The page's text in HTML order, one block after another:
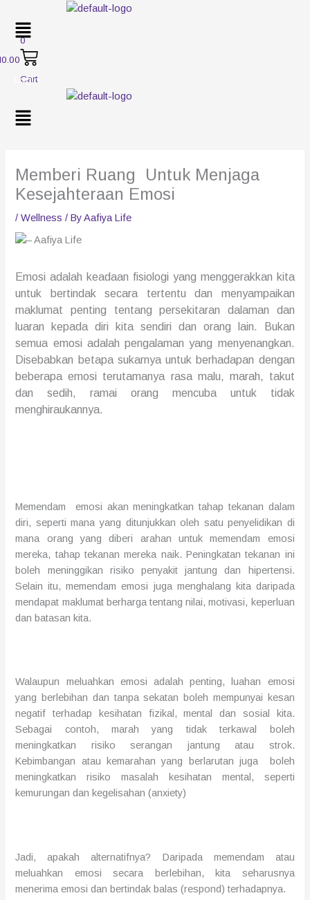
0.00
0
Cart
Login
Menu
Memberi Ruang Untuk Menjaga
Kesejahteraan Emosi
/Wellness / ByAafiya Life
Emosi adalah keadaan fisiologi yang menggerakkan kita
untuk
bertindak secara tertentu dan menyampaikan
maklumat penting tentang persekitaran dalaman dan
luaran kepada diri kita sendiri dan orang lain. Bukan
semua emosi adalah pengalaman yang menyenangkan.
Disebabkan betapa sukarnyauntuk berhadapan dengan
beberapa emosi terutamanya rasa malu, marah, takut
dan sedih,ramai orang mencuba untuk tidak
menghiraukannya.
Memendam emosi akanmeningkatkan tahap tekanan dalam
diri, seperti mana yang ditunjukkan oleh satu penyelidikan di
mana orangyangdiberi arahan untuk memendam emosi
mereka, tahap tekanan mereka naik. Peningkatan tekanan ini
boleh meninggikan risiko penyakit jantung dan hipertensi.
Selain itu, memendam emosi juga menghalang kita daripada
mendapat maklumat berharga tentang nilai, motivasi, keperluan
dan batasan kita.
Walaupun meluahkan emosi adalah penting, luahan emosi
yang berlebihan dan tanpa sekatan boleh mempunyai kesan
negatif terhadap kesihatan fizikal, mental
dan sosial kita.
Sebagai contoh, marah yang tidak terkawal boleh
meningkatkan risiko serangan jantung atau strok.
Kebimbangan atau kemarahan yang berlarutan juga
boleh
meningkatkan risiko masalah kesihatan mental, seperti
kemurungan dan kegelisahan (anxiety)
Jadi, apakah alternatifnya? Daripada memendam atau
meluahkan emosi secara berlebihan, kita seharusnya
menerimaemosidan bertindak balas (respond) terhadapnya.